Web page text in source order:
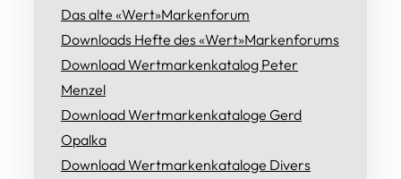
Das alte «Wert»Markenforum
Downloads Hefte des «Wert»Markenforums
Download Wertmarkenkatalog Peter
Menzel
Download Wertmarkenkataloge Gerd
Opalka
Download Wertmarkenkataloge Divers